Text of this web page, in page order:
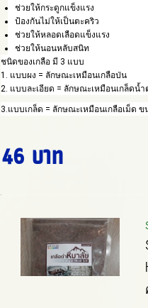
ช่วยให้กระดูกแข็งแรง
ป้องกันไม่ให้เป็นตะคริว
ช่วยให้หลอดเลือดแข็งแรง
ช่วยให้นอนหลับสนิท
ชนิดของเกลือ มี 3 แบบ
1. แบบผง = ลักษณะเหมือนเกลือป่น
2. แบบละเอียด = ลักษณะเหมือนเกล็ดน้ำ
3.แบบเกล็ด = ลักษณะเหมือนเกลือเม็ด ข
46 บาท